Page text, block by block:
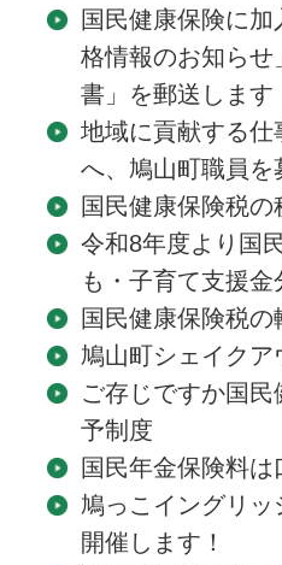
国民健康保険に
格情報のお知ら
書」を郵送します
地域に貢献する仕
へ、鳩山町職員を
国民健康保険税
令和8年度より国
も・子育て支援
国民健康保険税
鳩山町シェイクア
ご存じですか国
予制度
国民年金保険料
鳩っこイングリ
開催します！